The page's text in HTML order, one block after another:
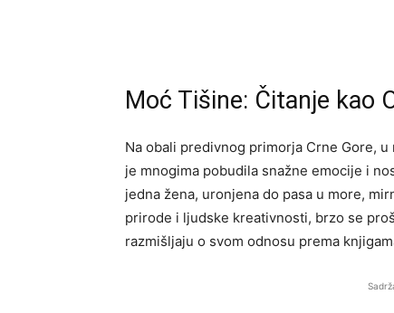
Moć Tišine: Čitanje kao
Na obali predivnog primorja Crne Gore,
je mnogima pobudila snažne emocije i
jedna žena, uronjena do pasa u more,
prirode i ljudske kreativnosti, brzo se
razmišljaju o svom odnosu prema